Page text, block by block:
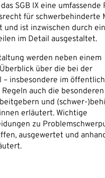
SGB IX eine umfassende
für schwerbehinderte
und ist inzwischen durch
im Detail ausgestaltet.
werden neben einem
über die bei der
– insbesondere im
auch die
und (schwer-
erläutert. Wichtige
zu
ausgewertet und